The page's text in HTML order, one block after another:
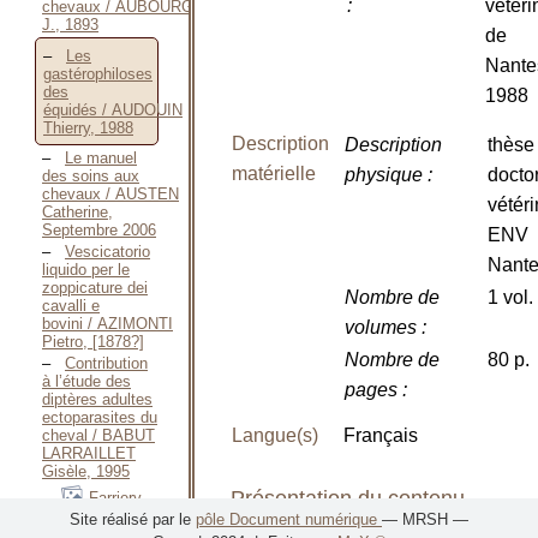
chevaux / AUBOURG
J., 1893
Les
gastérophiloses
des
équidés / AUDOUIN
Thierry, 1988
Le manuel
des soins aux
chevaux / AUSTEN
Catherine,
Septembre 2006
Vescicatorio
liquido per le
zoppicature dei
cavalli e
bovini / AZIMONTI
Pietro, [1878?]
Contribution
à l’étude des
diptères adultes
ectoparasites du
cheval / BABUT
LARRAILLET
Gisèle, 1995
Farriery
taught on a new
:
de
1988
Description
matérielle
Description
physique:
thèse
ENV
Nombre de
volumes:
1 vol.
Nombre de
pages:
80 p.
Langue(s) Français
Présentation du contenu
Site réalisé par le pôle Document numérique — MRSH —